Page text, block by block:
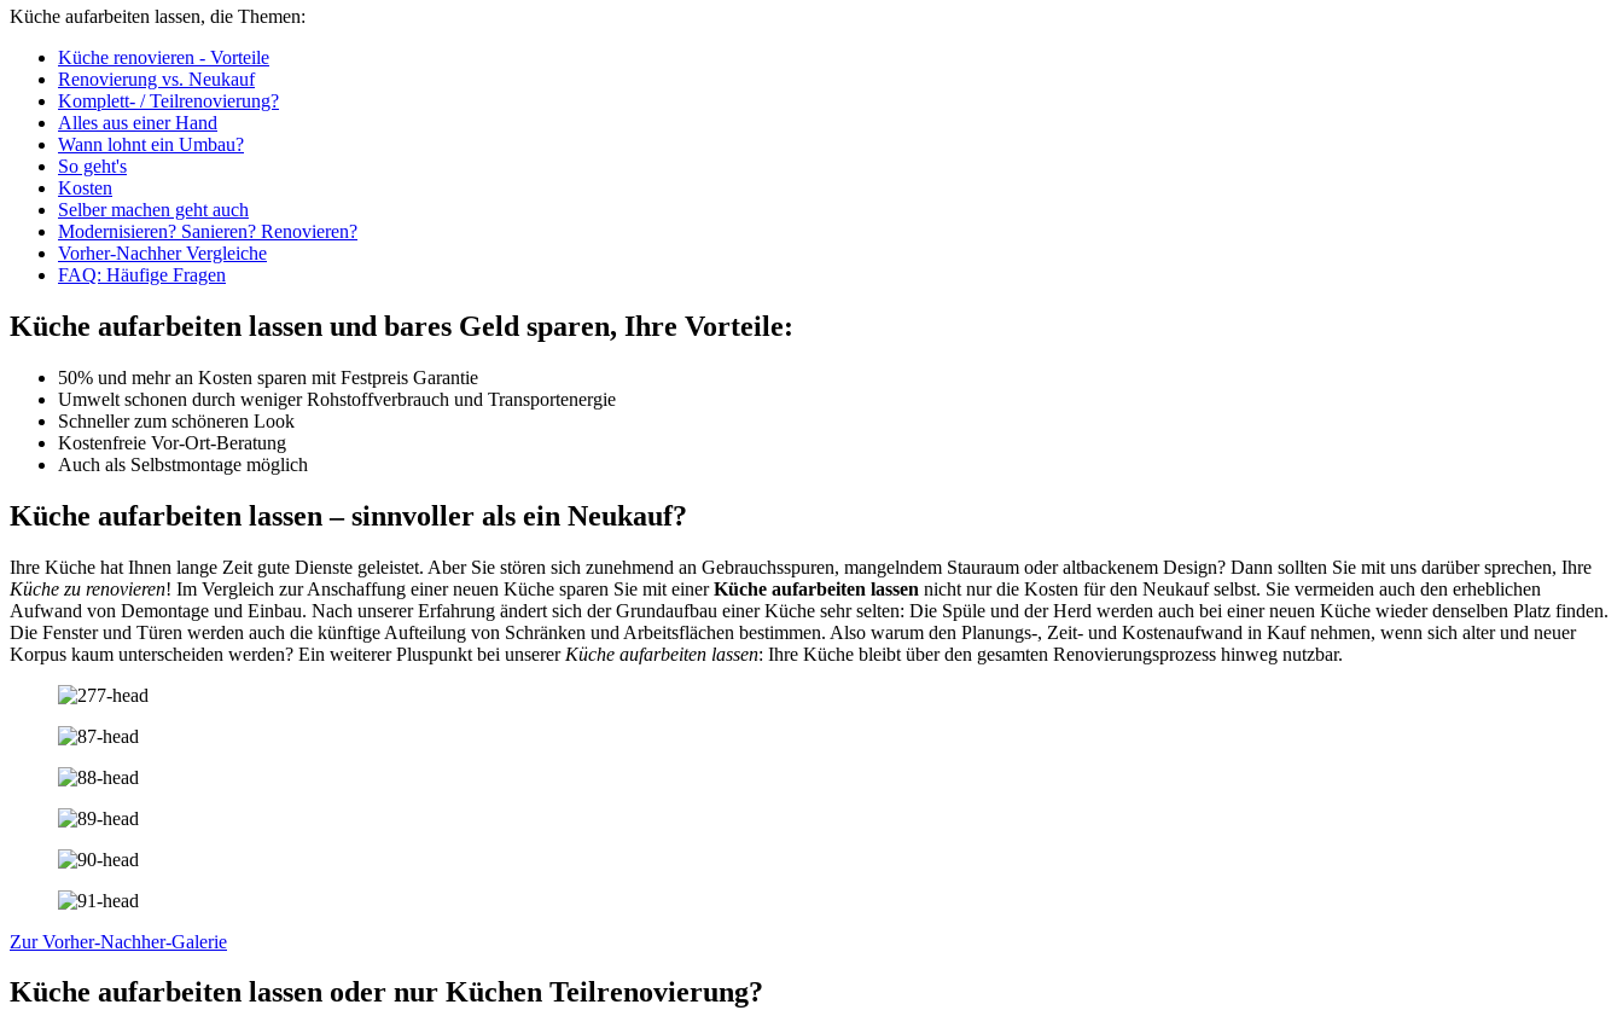
Küche aufarbeiten lassen, die Themen:
Küche renovieren - Vorteile
Renovierung vs. Neukauf
Komplett- / Teilrenovierung?
Alles aus einer Hand
Wann lohnt ein Umbau?
So geht's
Kosten
Selber machen geht auch
Modernisieren? Sanieren? Renovieren?
Vorher-Nachher Vergleiche
FAQ: Häufige Fragen
Küche aufarbeiten lassen und bares Geld sparen, Ihre Vorteile:
50% und mehr an Kosten sparen mit Festpreis Garantie
Umwelt schonen durch weniger Rohstoffverbrauch und Transportenergie
Schneller zum schöneren Look
Kostenfreie Vor-Ort-Beratung
Auch als Selbstmontage möglich
Küche aufarbeiten lassen – sinnvoller als ein Neukauf?
Ihre Küche hat Ihnen lange Zeit gute Dienste geleistet. Aber Sie stören sich zunehmend an Gebrauchsspuren, mangelndem Stauraum oder altbackenem Design? Dann sollten Sie mit uns darüber sprechen, Ihre
Küche zu renovieren! Im Vergleich zur Anschaffung einer neuen Küche sparen Sie mit einerKüche aufarbeiten lassen nicht nur die Kosten für den Neukauf selbst. Sie vermeiden auch den erheblichen
Aufwand von Demontage und Einbau. Nach unserer Erfahrung ändert sich der Grundaufbau einer Küche sehr selten: Die Spüle und der Herd werden auch bei einer neuen Küche wieder denselben Platz finden.
Die Fenster und Türen werden auch die künftige Aufteilung von Schränken und Arbeitsflächen bestimmen. Also warum den Planungs-, Zeit- und Kostenaufwand in Kauf nehmen, wenn sich alter und neuer
Korpus kaum unterscheiden werden? Ein weiterer Pluspunkt bei unserer Küche aufarbeiten lassen: Ihre Küche bleibt über den gesamten Renovierungsprozess hinweg nutzbar.
Zur Vorher-Nachher-Galerie
Küche aufarbeiten lassen oder nur Küchen Teilrenovierung?